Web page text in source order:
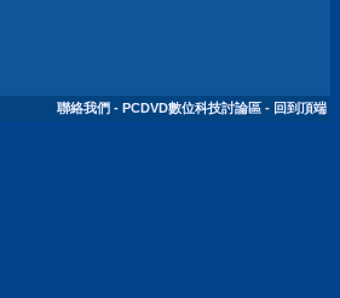
聯絡我們 - PCDVD數位科技討論區 - 回到頂端